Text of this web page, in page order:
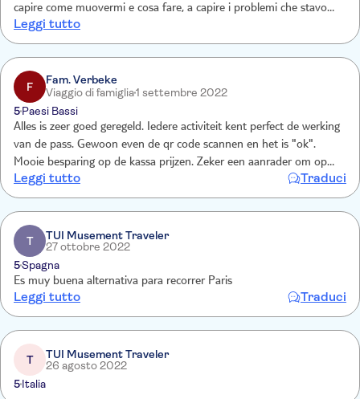
capire come muovermi e cosa fare, a capire i problemi che stavo
avendo.. Ho messo "molto buona" invece per il sito go city, a cui ho
cercato di rivolgermi praticamente invano
Leggi tutto
F
Fam. Verbeke
Viaggio di famiglia1 settembre 2022
5Paesi Bassi
Alles is zeer goed geregeld. Iedere activiteit kent perfect de werking
van de pass. Gewoon even de qr code scannen en het is "ok".
Mooie besparing op de kassa prijzen. Zeker een aanrader om op
een prijsbewuste manier Parijs te bezoeken.
Leggi tutto Traduci
T
TUI Musement Traveler
27 ottobre 2022
5Spagna
Es muy buena alternativa para recorrer Paris
Leggi tutto Traduci
T
TUI Musement Traveler
26 agosto 2022
5Italia